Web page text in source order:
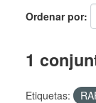
Ordenar por
1
Etiquetas: